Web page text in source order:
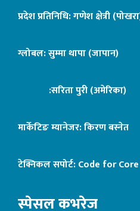
प्रदेश प्रतिनिधि: गणेश क्षेत्री
ग्लोबल: सुम्मा थापा (जापान)
:सरिता पुरी (अमेरिका)
मार्केटिङ म्यानेजर: किरण बस्नेत
टेक्निकल सपोर्ट:Code for
स्पेसल कभरेज